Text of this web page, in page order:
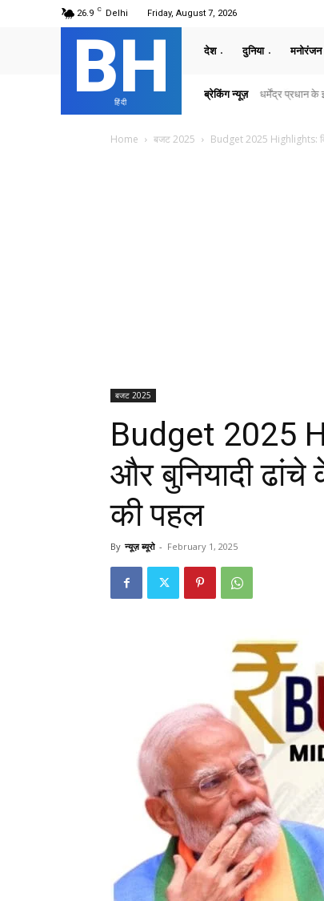
26.9 C Delhi Friday, August 7, 2026
BH
हिंदी
देश दुनिया मनोरंजन
ब्रेकिंग न्यूज़ धर्मेंद्र प्रधान ने
Home बजट 2025 Budget 2025 Highlights:
बजट 2025
Budget 2025
और बुनियादी ढांचे
की पहल
By न्यूज़ ब्यूरो - February 1, 2025